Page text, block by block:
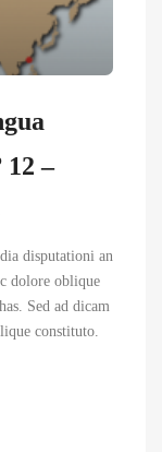
12 –
disputationi an
dolore oblique
Sed ad dicam
constituto.